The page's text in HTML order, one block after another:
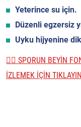
Yeterince su için.
Düzenli egzersiz
Uyku hijyenine
👉🏼 SPORUN BEYİN
İZLEMEK İÇİN